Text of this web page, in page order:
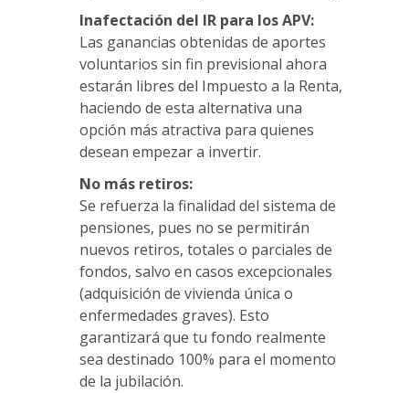
Inafectación del IR para los APV:
Las ganancias obtenidas de aportes
voluntarios sin fin previsional ahora
estarán libres del Impuesto a la Renta,
haciendo de esta alternativa una
opción más atractiva para quienes
desean empezar a invertir.
No más retiros:
Se refuerza la finalidad del sistema de
pensiones, pues no se permitirán
nuevos retiros, totales o parciales de
fondos, salvo en casos excepcionales
(adquisición de vivienda única o
enfermedades graves). Esto
garantizará que tu fondo realmente
sea destinado 100% para el momento
de la jubilación.